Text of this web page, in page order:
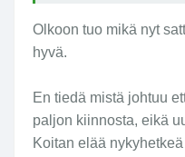
Olkoon tuo mikä nyt
hyvä.
En tiedä mistä johtuu
paljon kiinnosta, eikä
Koitan elää